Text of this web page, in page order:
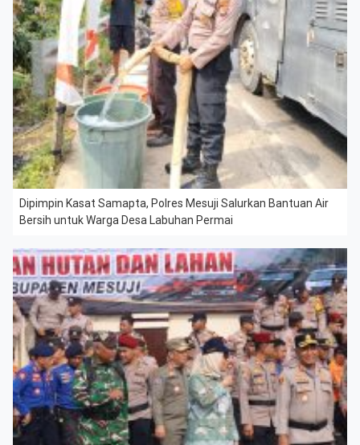
Dipimpin Kasat Samapta, Polres Mesuji Salurkan Bantuan Air
Bersih untuk Warga Desa Labuhan Permai